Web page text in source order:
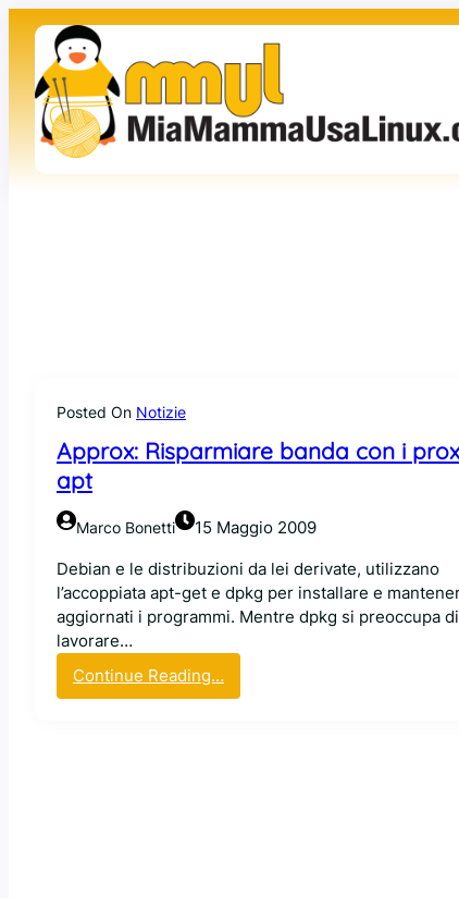
contenuto
Posted On Notizie
Approx: Risparmiare banda con i
apt
Marco Bonetti 15 Maggio 2009
Debian e le distribuzioni da lei derivate, utilizzano
l’accoppiata apt-get e dpkg per installare e
aggiornati i programmi. Mentre dpkg si preoccupa di
lavorare…
Continue Reading…
A